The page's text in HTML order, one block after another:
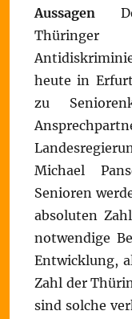
Aussagen
Thüringer
heute in
zu
Michael
Senioren
absoluten
notwendige
Entwicklung,
Zahl der
sind solche